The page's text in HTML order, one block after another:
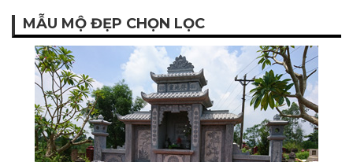
MẪU MỘ ĐẸP CHỌN LỌC